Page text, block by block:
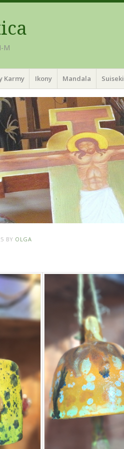
M
Karmy Ikony Mandala Suiseki
BY OLGA